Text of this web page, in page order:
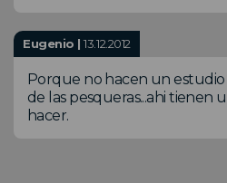
Eugenio |13.12.2012
Porque no hacen un estudio
de las pesqueras...ahi tienen
hacer.